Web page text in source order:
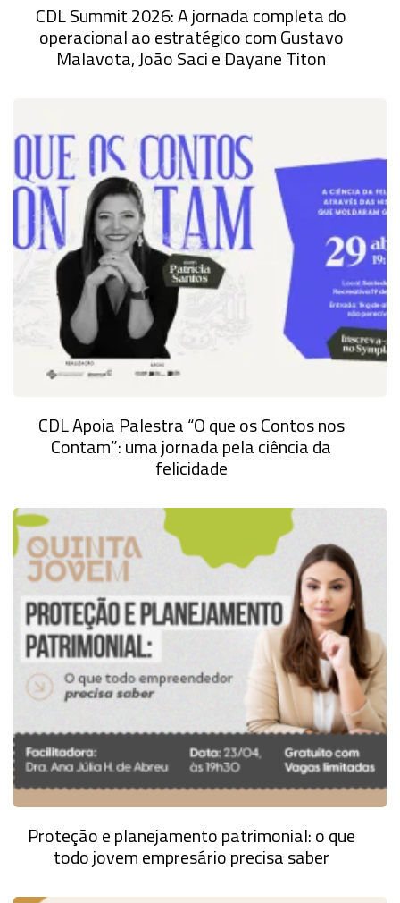
CDL Summit 2026: A jornada completa do
operacional ao estratégico com Gustavo
Malavota, João Saci e Dayane Titon
CDL Apoia Palestra “O que os Contos nos
Contam”: uma jornada pela ciência da
felicidade
Proteção e planejamento patrimonial: o que
todo jovem empresário precisa saber